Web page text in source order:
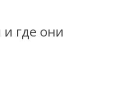
где они